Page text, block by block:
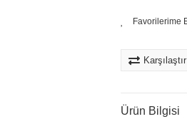
Karşılaştır
Ürün Bilgisi